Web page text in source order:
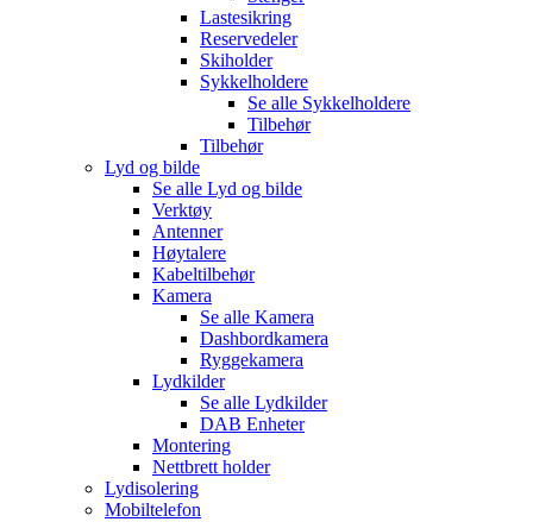
Lastesikring
Reservedeler
Skiholder
Sykkelholdere
Se alle Sykkelholdere
Tilbehør
Tilbehør
Lyd og bilde
Se alle Lyd og bilde
Verktøy
Antenner
Høytalere
Kabeltilbehør
Kamera
Se alle Kamera
Dashbordkamera
Ryggekamera
Lydkilder
Se alle Lydkilder
DAB Enheter
Montering
Nettbrett holder
Lydisolering
Mobiltelefon